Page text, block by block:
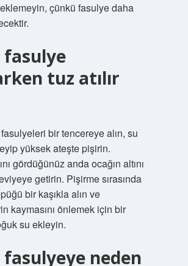
çünkü fasulye daha
fasulye
tuz atılır
fasulyeleri bir tencereye alın, su
yüksek ateşte pişirin.
gördüğünüz anda ocağın altını
getirin. Pişirme sırasında
bir kaşıkla alın ve
kaymasını önlemek için bir
su ekleyin.
neden